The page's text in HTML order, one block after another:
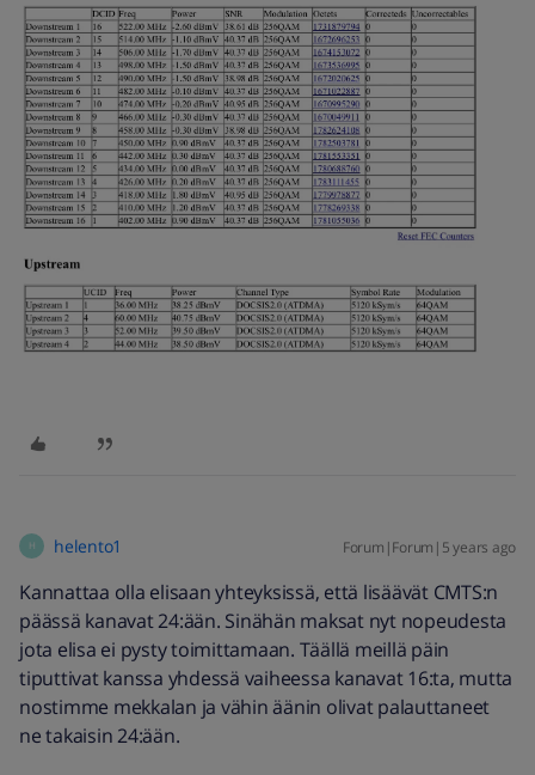
H helento1 Forum|Forum|5 years ago
Kannattaa olla elisaan yhteyksissä, että lisäävät CMTS:n
päässä kanavat 24:ään. Sinähän maksat nyt nopeudesta
jota elisa ei pysty toimittamaan. Täällä meillä päin
tiputtivat kanssa yhdessä vaiheessa kanavat 16:ta, mutta
nostimme mekkalan ja vähin äänin olivat palauttaneet
ne takaisin 24:ään.